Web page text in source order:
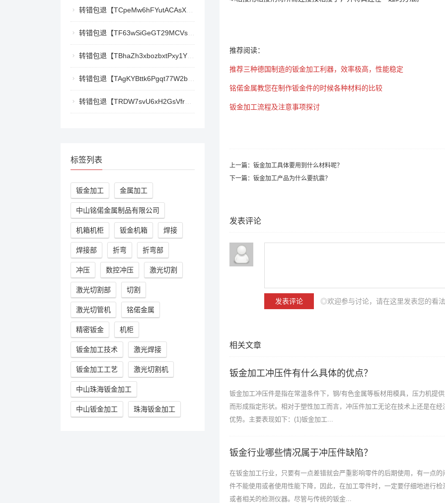
转错包退【TCpeMw6hFYutACAsXkX3UvyCUjec17MoLF】客服TeleGram:【@TrxEm】
转错包退【TF63wSiGeGT29MCVswWQ5eAr6xD9LkQBPm】客服TeleGram:【@TrxEm】
转错包退【TBhaZh3xbozbxtPxy1YF4QaK2e77777777】客服TeleGram:【@TrxEm】
转错包退【TAgKYBttk6Pgqt77W2bg3Kmyk3RyjoZEti】客服TeleGram:【@TrxEm】
转错包退【TRDW7svU6xH2GsVfr7TqAZQ412cwxbMpBK】客服TeleGram:【@TrxEm】
标签列表
钣金加工 金属加工
中山铭偌金属制品有限公司
机箱机柜 钣金机箱 焊接
焊接部 折弯 折弯部
冲压 数控冲压 激光切割
激光切割部 切割
激光切管机 铭偌金属
精密钣金 机柜
钣金加工技术 激光焊接
钣金加工工艺 激光切割机
中山珠海钣金加工
中山钣金加工 珠海钣金加工
推荐阅读：
推荐三种德国制造的钣金加工利器，效率极高，性能稳定
铭偌金属教您在制作钣金件的时候各种材料的比较
钣金加工流程及注意事项探讨
上一篇： 钣金加工具体要用到什么材料呢？
下一篇： 钣金加工产品为什么要抗震？
发表评论
◎欢迎参与讨论，请在这里发表您的看
相关文章
钣金加工冲压件有什么具体的优点？
钣金加工冲压件是指在常温条件下，钢/有色金属等板材用模具，压力机提
而形成指定形状。相对于塑性加工而言，冲压件加工无论在技术上还是在经
优势。主要表现如下：(1)钣金加工...
钣金行业哪些情况属于冲压件缺陷？
在钣金加工行业，只要有一点差错就会严重影响零件的后期使用，有一点的
件不能使用或者使用性能下降，因此，在加工零件时，一定要仔细地进行检
或者相关的检测仪器。尽管与传统的钣金...